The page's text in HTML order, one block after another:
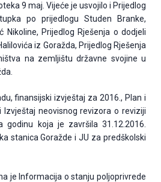
9 maj. Vijeće je usvojilo i Prijedlog
po prijedlogu Studen Branke,
Nikoline, Prijedlog Rješenja o dodjeli
iz Goražda, Prijedlog Rješenja
na zemljištu državne svojine u
finansijski izvještaj za 2016., Plan i
neovisnog revizora o reviziji
godinu koja je završila 31.12.2016.
stanica Goražde i JU za predškolski
je Informacija o stanju poljoprivrede